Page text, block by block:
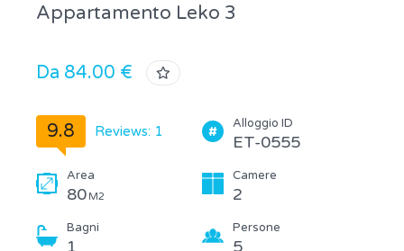
Appartamento Leko 3
Da 84.00 €
9.8 Reviews: 1 Alloggio ID
ET-0555
Area
80 M2
Camere
2
Bagni
1
Persone
5